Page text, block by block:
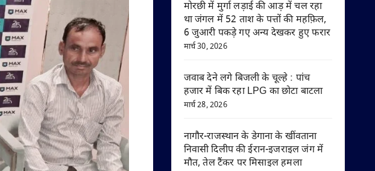
मोरछी में मुर्गा लड़ाई की आड़ में चल रहा
था जंगल में 52 ताश के पत्तों की महफ़िल,
6 जुआरी पकड़े गए अन्य देखकर हुए फरार
मार्च 30, 2026
जवाब देने लगे बिजली के चूल्हे : पांच
हजार में बिक रहा LPG का छोटा बाटला
मार्च 28, 2026
नागौर-राजस्थान के डेगाना के खींवताना
निवासी दिलीप की ईरान-इजराइल जंग में
मौत, तेल टैंकर पर मिसाइल हमला